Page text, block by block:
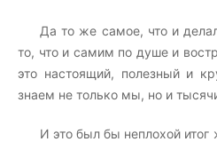
Да то же самое, что и
то, что и самим по душе и
это настоящий, полезный и
знаем не только мы, но и
И это был бы неплохой итог